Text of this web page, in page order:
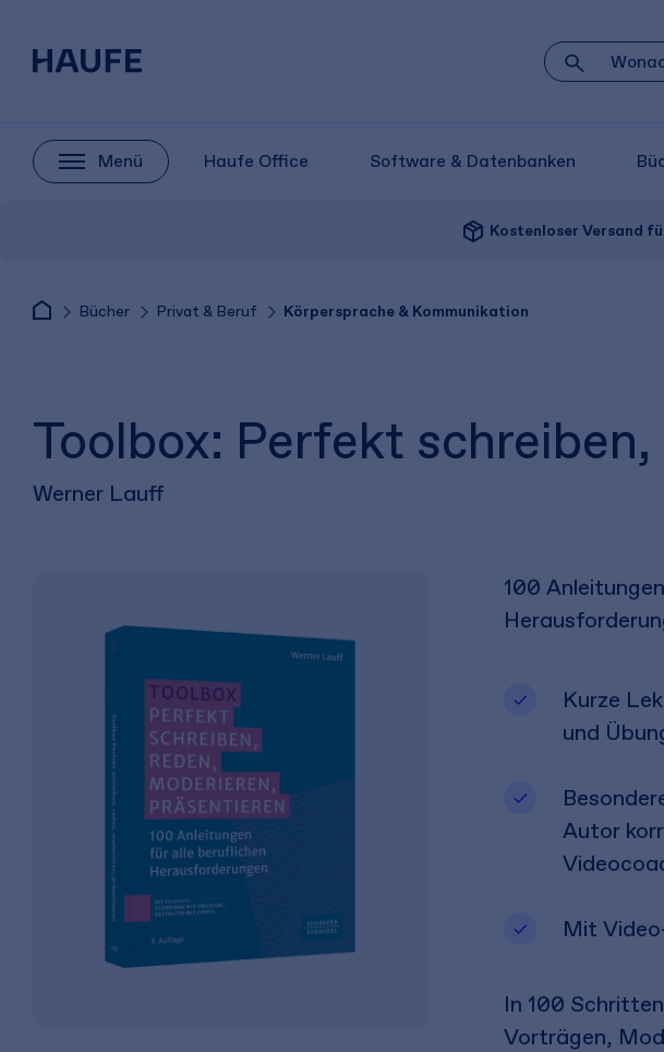
Menü Haufe Office Software & Datenbanken
package_2 Kostenloser Versand
Bücher Privat & Beruf Körpersprache & Kommunikation
Toolbox: Perfekt
Werner Lauff
100
Kurze
und
Autor
Mit
In 100
Vorträgen,